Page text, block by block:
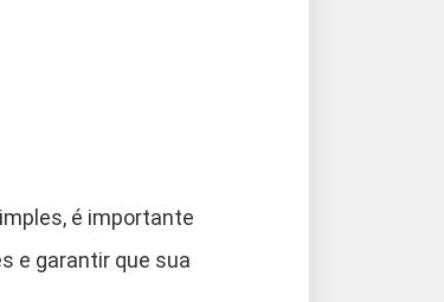
é importante
e garantir que sua